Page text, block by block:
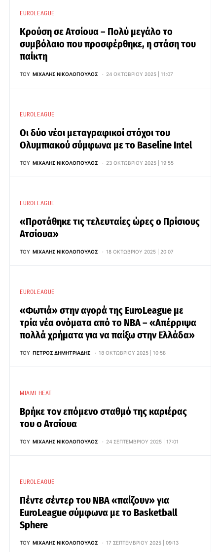
EUROLEAGUE
Κρούση σε Ατσίουα – Πολύ μεγάλο το
συμβόλαιο που προσφέρθηκε, η στάση του
παίκτη
ΤΟΥ ΜΙΧΆΛΗΣ ΝΙΚΟΛΌΠΟΥΛΟΣ 24 ΟΚΤΩΒΡΊΟΥ 2025 | 11:07
EUROLEAGUE
Οι δύο νέοι μεταγραφικοί στόχοι του
Ολυμπιακού σύμφωνα με το Baseline Intel
ΤΟΥ ΜΙΧΆΛΗΣ ΝΙΚΟΛΌΠΟΥΛΟΣ 23 ΟΚΤΩΒΡΊΟΥ 2025 | 19:55
EUROLEAGUE
«Προτάθηκε τις τελευταίες ώρες ο Πρίσιους
Ατσίουα»
ΤΟΥ ΜΙΧΆΛΗΣ ΝΙΚΟΛΌΠΟΥΛΟΣ 18 ΟΚΤΩΒΡΊΟΥ 2025 | 20:07
EUROLEAGUE
«Φωτιά» στην αγορά της EuroLeague με
τρία νέα ονόματα από το ΝΒΑ – «Aπέρριψα
πολλά χρήματα για να παίξω στην Ελλάδα»
ΤΟΥ ΠΈΤΡΟΣ ΔΗΜΗΤΡΙΆΔΗΣ 18 ΟΚΤΩΒΡΊΟΥ 2025 | 10:58
MIAMI HEAT
Βρήκε τον επόμενο σταθμό της καριέρας
του ο Ατσίουα
ΤΟΥ ΜΙΧΆΛΗΣ ΝΙΚΟΛΌΠΟΥΛΟΣ 24 ΣΕΠΤΕΜΒΡΊΟΥ 2025 | 17:01
EUROLEAGUE
Πέντε σέντερ του ΝΒΑ «παίζουν» για
EuroLeague σύμφωνα με το Basketball
Sphere
ΤΟΥ ΜΙΧΆΛΗΣ ΝΙΚΟΛΌΠΟΥΛΟΣ 17 ΣΕΠΤΕΜΒΡΊΟΥ 2025 | 09:13